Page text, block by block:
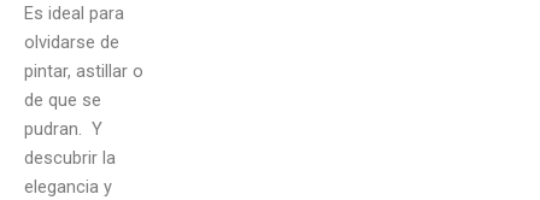
Es ideal para
olvidarse de
pintar, astillar o
de que se
pudran. Y
descubrir la
elegancia y